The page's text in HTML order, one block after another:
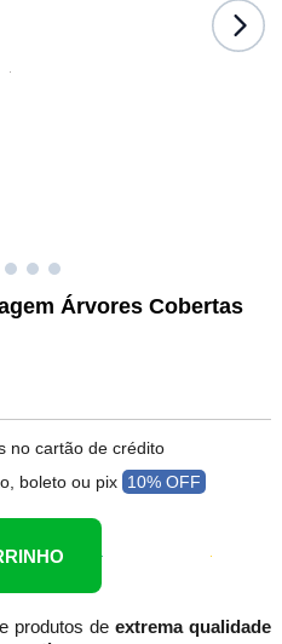
Árvores Cobertas
no cartão de crédito
boleto ou pix 10% OFF
produtos de extrema qualidade